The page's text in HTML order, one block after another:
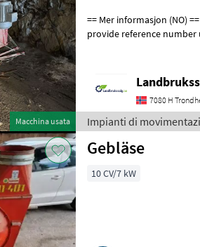
Macchina usata
== Mer informasjon (NO) == mascus_category: othertractoracc Please
provide reference number
7080 H
Impianti di
Gebläse
10 CV/7 kW